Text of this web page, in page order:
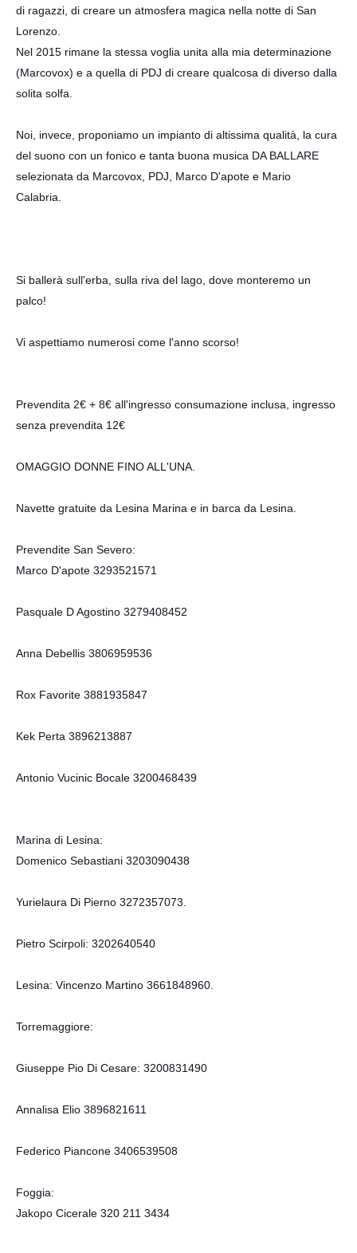
di ragazzi, di creare un atmosfera magica nella notte di San
Lorenzo.
Nel 2015 rimane la stessa voglia unita alla mia determinazione
(Marcovox) e a quella di PDJ di creare qualcosa di diverso dalla
solita solfa.
Noi, invece, proponiamo un impianto di altissima qualità, la cura
del suono con un fonico e tanta buona musica DA BALLARE
selezionata da Marcovox , PDJ, Marco D'apote e Mario
Calabria.
Si ballerà sull'erba, sulla riva del lago, dove monteremo un
palco!
Vi aspettiamo numerosi come l'anno scorso!
Prevendita 2€ + 8€ all'ingresso consumazione inclusa, ingresso
senza prevendita 12€
OMAGGIO DONNE FINO ALL'UNA.
Navette gratuite da Lesina Marina e in barca da Lesina.
Prevendite San Severo:
Marco D'apote 3293521571
Pasquale D Agostino 3279408452
Anna Debellis 3806959536
Rox Favorite 3881935847
Kek Perta 3896213887
Antonio Vucinic Bocale 3200468439
Marina di Lesina:
Domenico Sebastiani 3203090438
Yurielaura Di Pierno 3272357073.
Pietro Scirpoli: 3202640540
Lesina: Vincenzo Martino 3661848960.
Torremaggiore:
Giuseppe Pio Di Cesare: 3200831490
Annalisa Elio 3896821611
Federico Piancone 3406539508
Foggia:
Jakopo Cicerale 320 211 3434